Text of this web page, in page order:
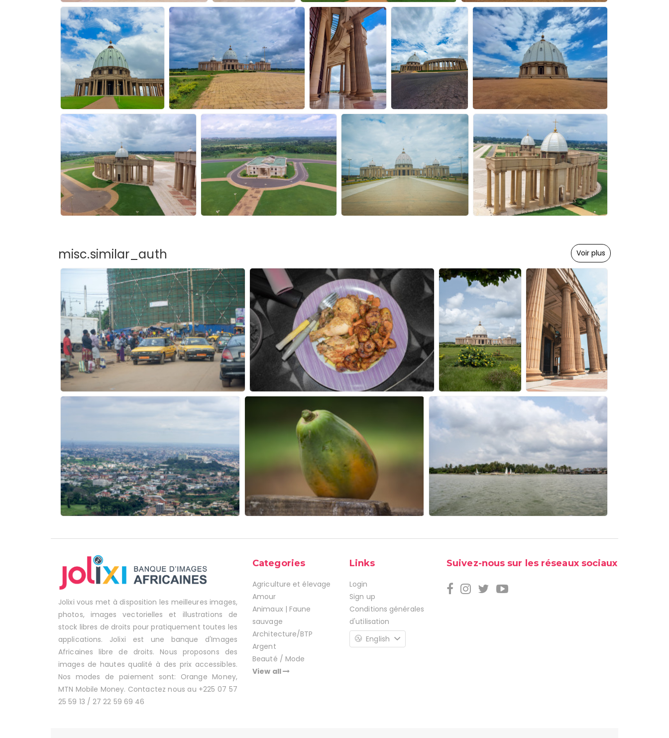
misc.similar_auth Voir plus
Jolixi vous met à disposition les meilleures images,
photos, images vectorielles et illustrations de
stock libres de droits pour pratiquement toutes les
applications. Jolixi est une banque d'Images
Africaines libre de droits. Nous proposons des
images de hautes qualité à des prix accessibles.
Nos modes de paiement sont: Orange Money,
MTN Mobile Money. Contactez nous au +225 07 57
25 59 13 / 27 22 59 69 46
Categories
Agriculture et élevage
Amour
Animaux | Faune
sauvage
Architecture/BTP
Argent
Beauté / Mode
View all
Links
Login
Sign up
Conditions générales
d'utilisation
English
Suivez-nous sur les réseaux sociaux